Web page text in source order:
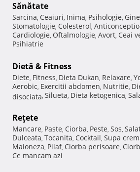
Sănătate
Sarcina, Ceaiuri, Inima, Psihologie,
Stomatologie, Colesterol,
Cardiologie, Oftalmologie, Avort, Ceai
Psihiatrie
Dietă & Fitness
Diete, Fitness, Dieta Dukan, Relaxare,
Aerobic, Exercitii abdomen, Nutritie,
disociata, Silueta, Dieta ketogenica,
Reţete
Mancare, Paste, Ciorba, Peste, Sos,
Dulceata, Tocanita, Cocktail, Supa
Maioneza, Pilaf, Ciorba perisoare,
Ce mancam azi